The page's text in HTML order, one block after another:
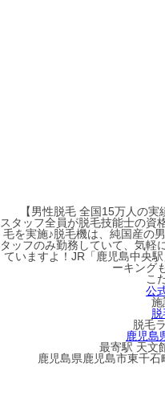
【男性脱毛 全国15万人の
スタッフ全員が脱毛技能士の資
毛を実施♪脱毛機は、純国産の
タッフのみ勤務していて、気軽
ていますよ！JR「鹿児島中央
ーキング
こ
公
施
脱毛
鹿児島
最寄駅 天文
鹿児島県鹿児島市東千